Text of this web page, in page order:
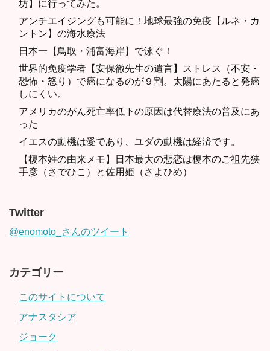
坊】に行ってみた。
アンチエイジングも可能に！地球最強の免疫【ルネ・カ
ントン】の海水療法
日本一【鳥取・浦富海岸】で泳ぐ！
世界的免疫学者【安保徹先生の遺言】ストレス（不安・
恐怖・怒り）で癌になるのが９割。太陽にあたると発癌
しにくい。
アメリカのがん死亡率低下の原因は代替療法の普及にあ
った
イエスの動機は愛であり、ユダの動機は経済です。
【榎本姓の由来メモ】日本最大の悲恋は榎本のご祖先狭
手彦（さでひこ）と佐用姫（さよひめ）
Twitter
@enomoto_さんのツイート
カテゴリー
このサイトについて
アナスタシア
ジョーク